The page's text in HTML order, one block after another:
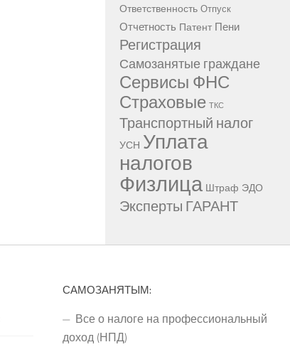
Ответственность Отпуск
Отчетность Патент Пени
Регистрация
Самозанятые граждане
Сервисы ФНС
Страховые ТКС
Транспортный налог
УСН Уплата
налогов
Физлица Штраф ЭДО
Эксперты ГАРАНТ
САМОЗАНЯТЫМ:
Все о налоге на профессиональный
доход (НПД)